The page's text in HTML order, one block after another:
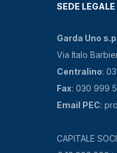
SEDE LEGALE
Garda Uno
Via Italo
Centralino:
Fax: 030 999
Email PEC:
CAPITALE